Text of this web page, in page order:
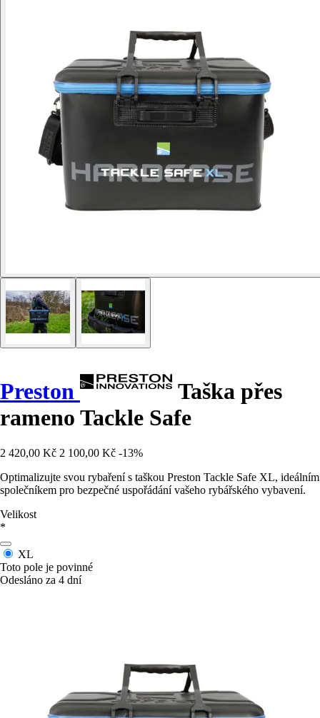
Preston
Taška přes
rameno Tackle Safe
2 420,00 Kč 2 100,00 Kč -13%
Optimalizujte svou rybaření s taškou Preston Tackle Safe XL, ideálním
společníkem pro bezpečné uspořádání vašeho rybářského vybavení.
Velikost
*
XL
Toto pole je povinné
Odesláno za 4 dní